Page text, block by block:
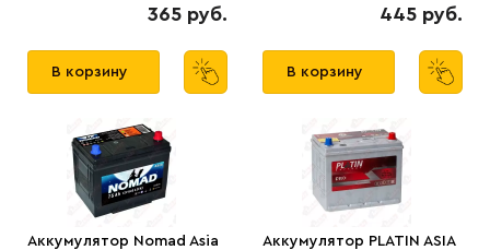
365 руб.
В корзину
445 руб.
В корзину
Аккумулятор Nomad Asia
Аккумулятор PLATIN ASIA